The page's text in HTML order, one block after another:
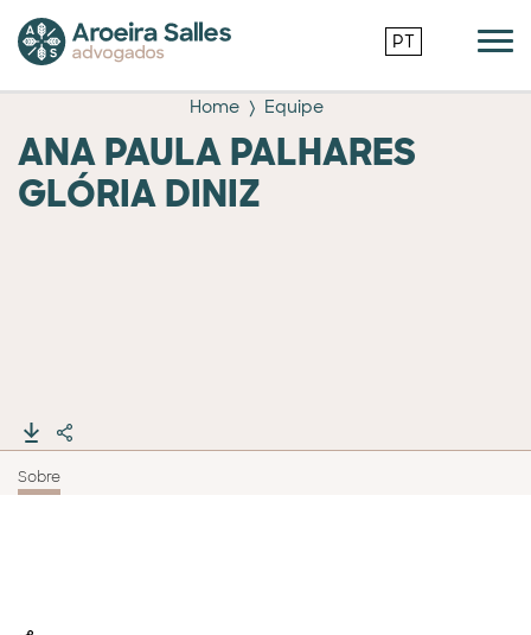
PT
Home Equipe
ANA PAULA PALHARES
GLÓRIA DINIZ
Sobre